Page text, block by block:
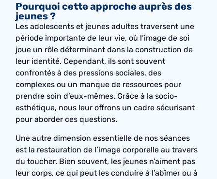
Pourquoi cette approche auprès des
jeunes ?
Les adolescents et jeunes adultes traversent une
période importante de leur vie, où l’image de soi
joue un rôle déterminant dans la construction de
leur identité. Cependant, ils sont souvent
confrontés à des pressions sociales, des
complexes ou un manque de ressources pour
prendre soin d’eux-mêmes. Grâce à la socio-
esthétique, nous leur offrons un cadre sécurisant
pour aborder ces questions.
Une autre dimension essentielle de nos séances
est la restauration de l’image corporelle au travers
du toucher. Bien souvent, les jeunes n’aiment pas
leur corps, ce qui peut les conduire à l’abîmer ou à